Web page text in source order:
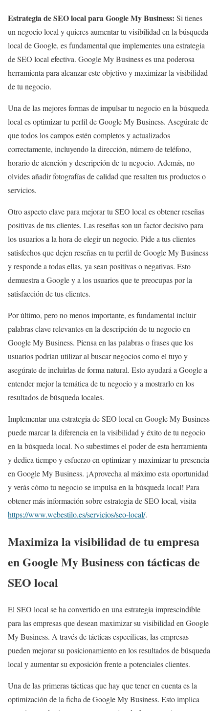
Estrategia de SEO local para Google My Business: Si tienes
un negocio local y quieres aumentar tu visibilidad en la búsqueda
local de Google, es fundamental que implementes una estrategia
de SEO local efectiva. Google My Business es una poderosa
herramienta para alcanzar este objetivo y maximizar la visibilidad
de tu negocio.
Una de las mejores formas de impulsar tu negocio en la búsqueda
local es optimizar tu perfil de Google My Business. Asegúrate de
que todos los campos estén completos y actualizados
correctamente, incluyendo la dirección, número de teléfono,
horario de atención y descripción de tu negocio. Además, no
olvides añadir fotografías de calidad que resalten tus productos o
servicios.
Otro aspecto clave para mejorar tu SEO local es obtener reseñas
positivas de tus clientes. Las reseñas son un factor decisivo para
los usuarios a la hora de elegir un negocio. Pide a tus clientes
satisfechos que dejen reseñas en tu perfil de Google My Business
y responde a todas ellas, ya sean positivas o negativas. Esto
demuestra a Google y a los usuarios que te preocupas por la
satisfacción de tus clientes.
Por último, pero no menos importante, es fundamental incluir
palabras clave relevantes en la descripción de tu negocio en
Google My Business. Piensa en las palabras o frases que los
usuarios podrían utilizar al buscar negocios como el tuyo y
asegúrate de incluirlas de forma natural. Esto ayudará a Google a
entender mejor la temática de tu negocio y a mostrarlo en los
resultados de búsqueda locales.
Implementar una estrategia de SEO local en Google My Business
puede marcar la diferencia en la visibilidad y éxito de tu negocio
en la búsqueda local. No subestimes el poder de esta herramienta
y dedica tiempo y esfuerzo en optimizar y maximizar tu presencia
en Google My Business. ¡Aprovecha al máximo esta oportunidad
y verás cómo tu negocio se impulsa en la búsqueda local! Para
obtener más información sobre estrategia de SEO local, visita
https://www.webestilo.es/servicios/seo-local/.
Maximiza la visibilidad de tu empresa
en Google My Business con tácticas de
SEO local
El SEO local se ha convertido en una estrategia imprescindible
para las empresas que desean maximizar su visibilidad en Google
My Business. A través de tácticas específicas, las empresas
pueden mejorar su posicionamiento en los resultados de búsqueda
local y aumentar su exposición frente a potenciales clientes.
Una de las primeras tácticas que hay que tener en cuenta es la
optimización de la ficha de Google My Business. Esto implica